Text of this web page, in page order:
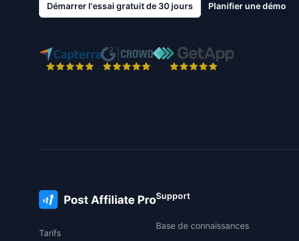
Démarrer l'essai gratuit de 30 jours Planifier une démo
Tarifs
Support
Base de connaissances